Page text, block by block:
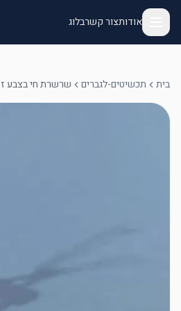
אודותצור קשרבלוג
בית תכשיטים-לגברים